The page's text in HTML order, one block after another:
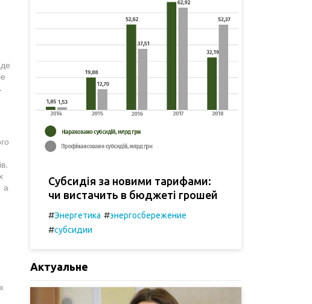
а
Субсидія за новими тарифами:
чи вистачить в бюджеті грошей
#Энергетика #энергосбережение
#субсидии
Актуальне